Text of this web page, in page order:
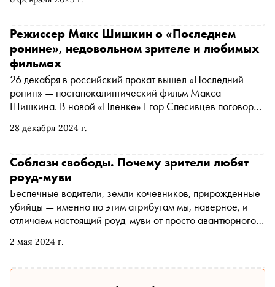
28 декабря 2024 г.
Режиссер Макс Шишкин о «Последнем
ронине», недовольном зрителе и любимых
фильмах
26 декабря в российский прокат вышел «Последний
ронин» — постапокалиптический фильм Макса
Шишкина. В новой «Пленке» Егор Спесивцев поговорил
картиной, недовольном зрителе и «Гарри Поттере»
2 мая 2024 г.
Соблазн свободы. Почему зрители любят
роуд-муви
Беспечные водители, земли кочевников, прирожденные
убийцы — именно по этим атрибутам мы, наверное, и
отличаем настоящий роуд-муви от просто авантюрного
него, кажется, можно вложить что угодно — от лиричных
политических высказываний. Фильмы о странствиях по